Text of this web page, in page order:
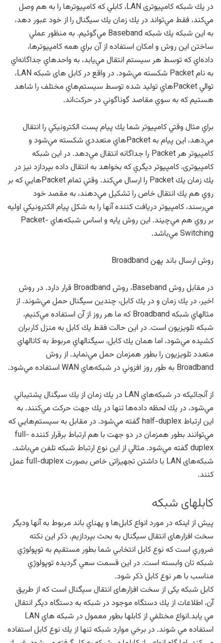
در يك شبكه کامپیوتری LAN، كابلي كه كامپيوترها را به هم وصل
مي‌كند، فقط مي‌تواند در يك زمان يك سيگنال را از خود عبور دهد،
به اين شبكه يك شبكه Baseband مي‌گوئيم. به منظور عملي
ساختن اين روش و امكان استفاده از آن براي همه كامپيوترها،
داده‌اي كه توسط هر سيستم انتقال مي‌يابد، به واحدهاي جداگانه‌اي
به نام Packet شكسته مي‌شود. در واقع در کابل های شبکه LAN،
توالي Packetهاي توليد شده توسط سيستم‌هاي مختلف را شاهد
هستيم كه به سوي مقاصد گوناگوني در حركت‌اند.
براي مثال وقتي كامپيوتر شما يك پيام پست الكترونيكي را انتقال
مي‌دهد، اين پيام به Packetهاي متعددي شكسته مي‌شود و
كامپيوتر هر Packet را جداگانه انتقال مي‌دهد. در این شبکه
کامپیوتری، كامپيوتر ديگري كه بخواهد به انتقال داده بپردازد نيز در
يك زمان يك Packet را ارسال مي‌كند. وقتي تمام Packetهايي كه بر
روي هم يك انتقال خاص را تشكيل مي‌دهند، به مقصد خود
مي‌رسند، كامپيوتر دريافت كننده آنها را به شكل پيام الكترونيكي اوليه
بر روي هم مي‌چيند. اين روش پايه و اساس شبكه‌هاي Packet-
Switching مي‌باشد.
روش ارسال باند پهن Broadband
در مقابل روش Baseband، روش Broadband قرار دارد. در روش
اخير، در يك زمان و در يك كابل، چندين سيگنال حمل مي‌شوند. از
مثالهاي شبكه Broadband كه ما هر روز از آن استفاده مي‌كنيم،
شبكه تلويزيون است. در اين حالت فقط يك كابل به منزل كاربران
كشيده مي‌شود، اما همان يك كابل، سيگنالهاي مربوط به كانالهاي
متعدد تلويزيون را بطور همزمان حمل مي‌نمايد. از روش
Broadband به طور روز افزوني در شبكه‌هاي WAN استفاده مي‌شود.
از آنجائيكه در شبكه‌هاي LAN در يك زمان از يك سيگنال پشتيباني
مي‌شود، در يك لحظه داده‌ها تنها در يك جهت حركت مي‌كنند. به
اين ارتباط half-duplex گفته مي‌شود. در مقابل به سيستم‌هايي كه
مي‌توانند بطور همزمان در دو جهت با هم ارتباط برقرار كننده full-
duplex گفته مي‌شود. مثالي از اين نوع ارتباط شبكه تلفن مي‌باشد.
شبكه‌های LAN با داشتن تجهيزاتی خاص بصورت full-duplex عمل
كنند.
كابلهای شبكه
پيش از اينكه در مورد انواع كابل‌ها و پهناي باند مربوط به آنها ودیگر
سخت افزارهای انتقال سیگنال به بحث بپردازيم، ذكر اين نكته
ضروري است كه نوع كابل انتخابي شما بطور مستقيم به توپولوژي
شبكه تان وابسته است. در اين قسمت سعي گرديده توپولوژي
مناسب با هر نوع كابل ذكر شود.
كابل شبكه یکی از سخت افزارهای انتقال سیگنال است كه از طريق
آن، اطلاعات از يك دستگاه موجود در شبكه به دستگاه ديگر انتقال
مي يابد.انواع مختلفي از كابلها بطور معمول در شبكه هاي LAN
استفاده مي شوند. در برخي موارد شبكه تنها از يك نوع كابل استفاده